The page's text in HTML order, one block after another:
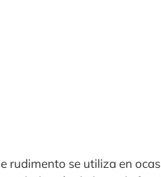
rudimento se utiliza en